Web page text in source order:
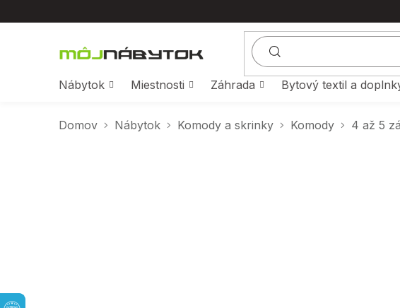
na
Nábytok
Miestnosti Záhrada Bytový textil a
Domov Nábytok Komody a skrinky Komody 4 až 5